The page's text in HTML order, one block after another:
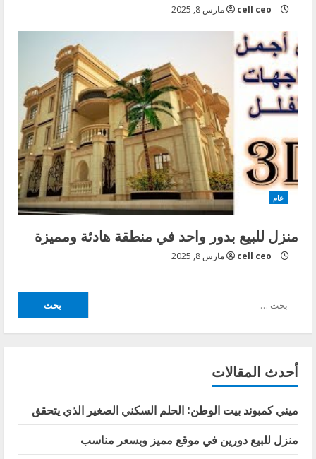
cell ceo مارس 8, 2025
عام
منزل للبيع بدور واحد في منطقة هادئة ومميزة
cell ceo مارس 8, 2025
عن:
أحدث المقالات
ميني كمبوند بيت الوطن: الحلم السكني الصغير الذي يتحقق
منزل للبيع دورين في موقع مميز وبسعر مناسب